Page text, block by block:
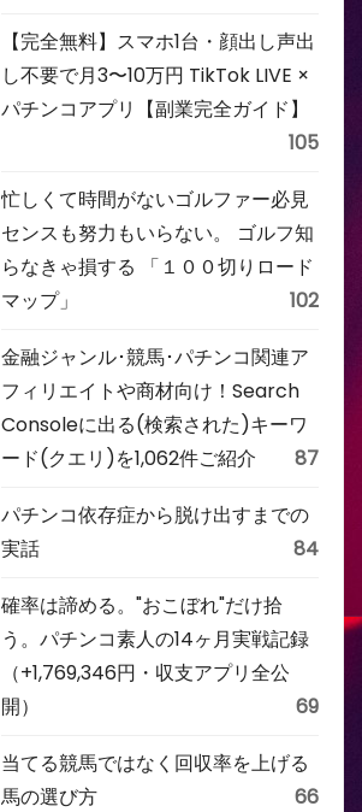
【完全無料】スマホ1台・顔出し声出
し不要で月3〜10万円 TikTok LIVE ×
パチンコアプリ【副業完全ガイド】
105
忙しくて時間がないゴルファー必見
センスも努力もいらない。 ゴルフ知
らなきゃ損する 「１００切りロード
マップ」
102
金融ジャンル･競馬･パチンコ関連ア
フィリエイトや商材向け！Search
Consoleに出る(検索された)キーワ
ード(クエリ)を1,062件ご紹介
87
パチンコ依存症から脱け出すまでの
実話
84
確率は諦める。"おこぼれ"だけ拾
う。パチンコ素人の14ヶ月実戦記録
（+1,769,346円・収支アプリ全公
開）
69
当てる競馬ではなく回収率を上げる
馬の選び方
66